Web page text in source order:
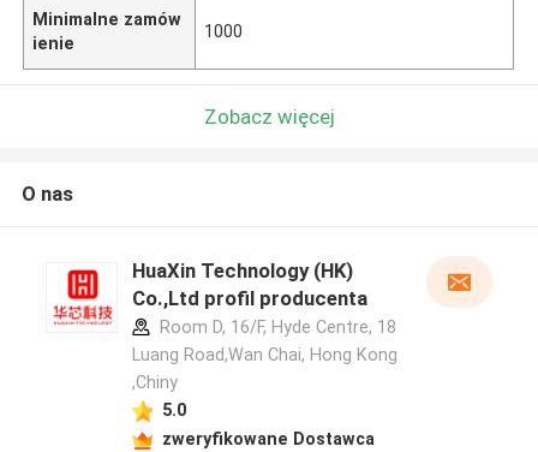
Minimalne zamów
ienie
1000
Zobacz więcej
O nas
HuaXin Technology (HK)
Co.,Ltd profil producenta
Room D, 16/F, Hyde Centre, 18
Luang Road,Wan Chai, Hong Kong
,Chiny
5.0
zweryfikowane Dostawca